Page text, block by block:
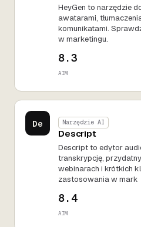
HeyGen to narzędzie
awatarami,
komunikatami.
w marketingu.
8.3
AIM
De Narzędzie AI
Descript
Descript to edytor
transkrypcję,
webinarach i krótkich
zastosowania w mark
8.4
AIM